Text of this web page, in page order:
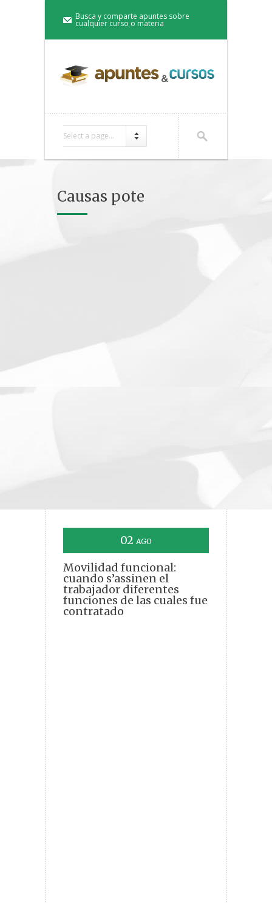
Busca y comparte apuntes sobre
cualquier curso o materia
Select a page...
Causas pote
02 AGO
Movilidad funcional:
cuando s’assinen el
trabajador diferentes
funciones de las cuales fue
contratado